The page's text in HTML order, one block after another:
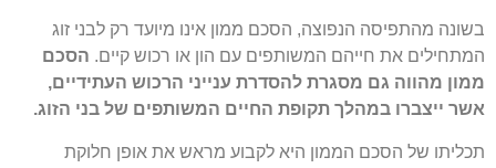
בשונה מהתפיסה הנפוצה, הסכם ממון אינו מיועד רק לבני זוג
המתחילים את חייהם המשותפים עם הון או רכוש קיים. הסכם
ממון מהווה גם מסגרת להסדרת ענייני הרכוש העתידיים,
אשר ייצברו במהלך תקופת החיים המשותפים של בני הזוג.
תכליתו של הסכם הממון היא לקבוע מראש את אופן חלוקת